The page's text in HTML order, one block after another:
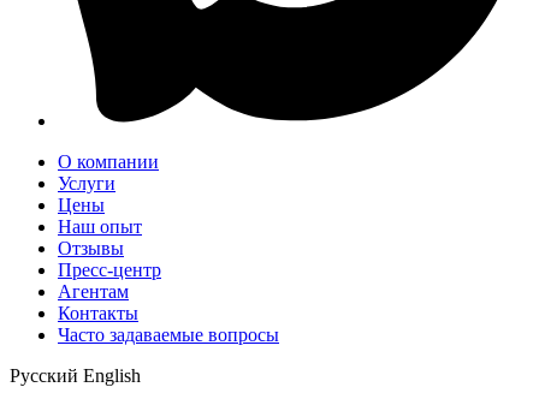
О компании
Услуги
Цены
Наш опыт
Отзывы
Пресс-центр
Агентам
Контакты
Часто задаваемые вопросы
Русский English